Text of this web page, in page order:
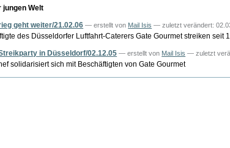
Welt
geht weiter/21.02.06 —erstellt von Mail Isis — zuletzt verändert:
des Düsseldorfer Luftfahrt-Caterers Gate Gourmet streiken
in Düsseldorf/02.12.05 —erstellt von Mail Isis — zuletzt
solidarisiert sich mit Beschäftigten von Gate Gourmet